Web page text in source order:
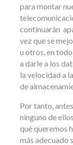
para montar
continuarán
vez que se
u otros, en
a darle a los
la velocidad a
de
Por tanto,
ninguno de
qué queremos
más adecuado